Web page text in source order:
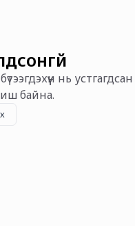
нь устгагдсан
байна.